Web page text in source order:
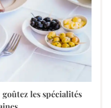
les spécialités